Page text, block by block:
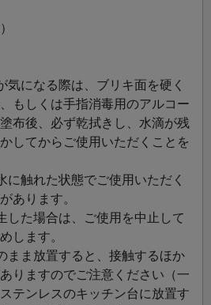
煎茶の容量です。茶葉により嵩
ださい。
カーです。110年以上変わらぬ手
地よさを感じる丁寧な作りの缶を
気になる際は、ブリキ面を硬く
もしくは手指消毒用のアルコー
布後、必ず乾拭きし、水滴が残
してからご使用いただくことを
に触れた状態でご使用いただく
あります。
した場合は、ご使用を中止して
します。
まま放置すると、接触するほか
りますのでご注意ください（一
テンレスのキッチン台に放置す